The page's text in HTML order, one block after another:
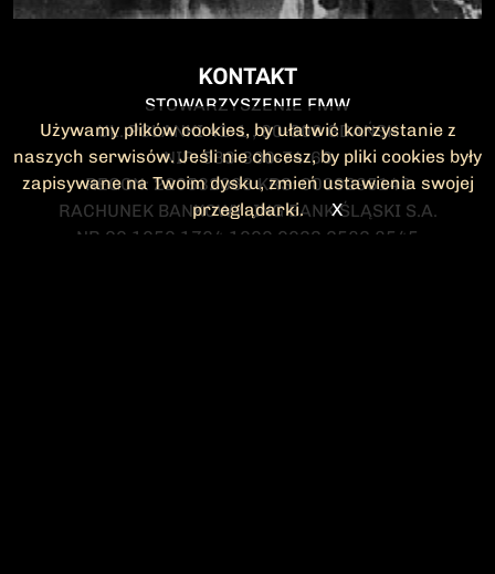
KONTAKT
STOWARZYSZENIE FMW
UL. POLANKI 41-1 , 80-308 GDAŃSK
NIP: 583-300-74-60
REGON: 220532063 KRS: 0000295148
RACHUNEK BANKOWY: ING BANK ŚLĄSKI S.A.
NR 90 1050 1764 1000 0023 2582 8545
Używamy plików cookies, by ułatwić korzystanie z
naszych serwisów. Jeśli nie chcesz, by pliki cookies były
zapisywane na Twoim dysku, zmień ustawienia swojej
przeglądarki.
X